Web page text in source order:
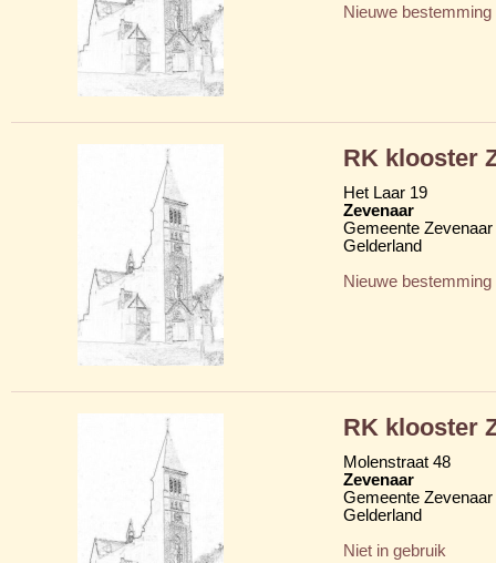
Nieuwe bestemming
RK klooster
Het Laar 19
Zevenaar
Gemeente Zevenaar
Gelderland
Nieuwe bestemming
RK klooster
Molenstraat 48
Zevenaar
Gemeente Zevenaar
Gelderland
Niet in gebruik